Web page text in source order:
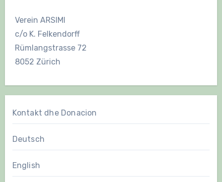
Verein ARSIMI
c/o K. Felkendorff
Rümlangstrasse 72
8052 Zürich
Kontakt dhe Donacion
Deutsch
English